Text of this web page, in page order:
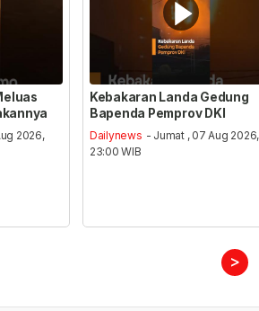
2026,
Kebakaran Landa Gedung
Bapenda Pemprov DKI
Dailynews - Jumat , 07 Aug 2026,
23:00 WIB
>